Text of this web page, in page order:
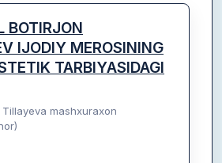
BOTIRJON
IJODIY MEROSINING
TARBIYASIDAGI
mashxuraxon